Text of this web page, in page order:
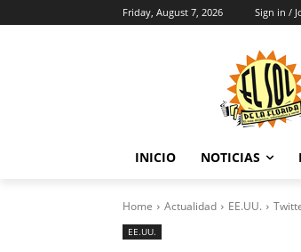
Friday, August 7, 2026 Sign in /
INICIO NOTICIAS
Home Actualidad EE.UU.
EE.UU.